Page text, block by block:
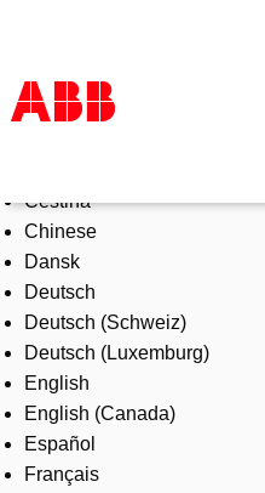
Products & Solutions
Industries
Services
About us
Where to buy
Contact us
Careers
Čeština
Chinese
Dansk
Deutsch
Deutsch (Schweiz)
Deutsch (Luxemburg)
English
English (Canada)
Español
Français